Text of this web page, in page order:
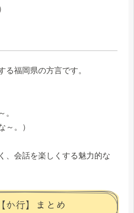
る福岡県の方言です。
。
～。）
、会話を楽しくする魅力的な
か行】まとめ